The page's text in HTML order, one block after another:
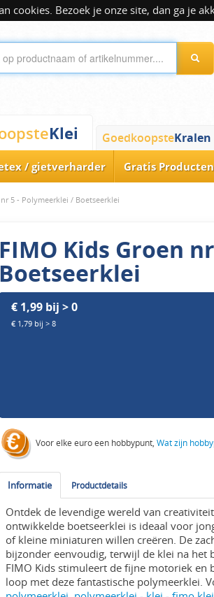
cookies. Bezoek je onze site, dan ga je
Klei GoedkoopsteKralen
/ gietverharder Gratis Producten
5 - Polymeerklei / Boetseerklei
FIMO Kids Groen
Boetseerklei
€ 1,99 bij > 0
€ 1,79 bij > 8
Voor elke euro een hobbypunt,Wat zijn
Informatie Productdetails
Ontdek de levendige wereld van
ontwikkelde boetseerklei is ideaal voor
of kleine miniaturen willen creëren. De
bijzonder eenvoudig, terwijl de klei na het
FIMO Kids stimuleert de fijne motoriek en
loop met deze fantastische polymeerklei.